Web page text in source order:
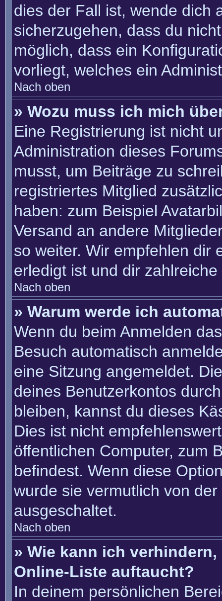
dies der Fall ist, wende dich
sicherzugehen, dass du
möglich, dass ein
vorliegt, welches ein
Nach oben
» Wozu muss ich mich
Eine Registrierung ist nicht
Administration dieses
musst, um Beiträge zu
registriertes Mitglied
haben: zum Beispiel
Versand an andere
so weiter. Wir empfehlen dir
erledigt ist und dir
Nach oben
» Warum werde ich
Wenn du beim Anmelden
Besuch automatisch
eine Sitzung angemeldet.
deines Benutzerkontos
bleiben, kannst du dieses
Dies ist nicht
öffentlichen Computer, zum
befindest. Wenn diese
wurde sie vermutlich von
ausgeschaltet.
Nach oben
» Wie kann ich
Online-Liste auftaucht?
In deinem persönlichen